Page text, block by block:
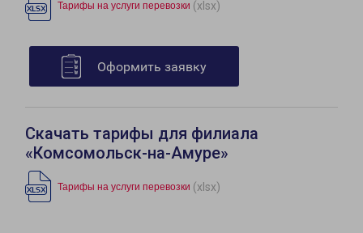
Тарифы на услуги перевозки (xlsx)
Оформить заявку
Скачать тарифы для филиала
«Комсомольск-на-Амуре»
Тарифы на услуги перевозки (xlsx)